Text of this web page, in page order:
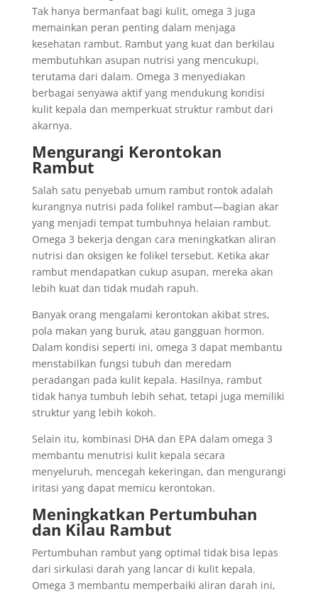
Tak hanya bermanfaat bagi kulit, omega 3 juga
memainkan peran penting dalam menjaga
kesehatan rambut. Rambut yang kuat dan berkilau
membutuhkan asupan nutrisi yang mencukupi,
terutama dari dalam. Omega 3 menyediakan
berbagai senyawa aktif yang mendukung kondisi
kulit kepala dan memperkuat struktur rambut dari
akarnya.
Mengurangi Kerontokan
Rambut
Salah satu penyebab umum rambut rontok adalah
kurangnya nutrisi pada folikel rambut—bagian akar
yang menjadi tempat tumbuhnya helaian rambut.
Omega 3 bekerja dengan cara meningkatkan aliran
nutrisi dan oksigen ke folikel tersebut. Ketika akar
rambut mendapatkan cukup asupan, mereka akan
lebih kuat dan tidak mudah rapuh.
Banyak orang mengalami kerontokan akibat stres,
pola makan yang buruk, atau gangguan hormon.
Dalam kondisi seperti ini, omega 3 dapat membantu
menstabilkan fungsi tubuh dan meredam
peradangan pada kulit kepala. Hasilnya, rambut
tidak hanya tumbuh lebih sehat, tetapi juga memiliki
struktur yang lebih kokoh.
Selain itu, kombinasi DHA dan EPA dalam omega 3
membantu menutrisi kulit kepala secara
menyeluruh, mencegah kekeringan, dan mengurangi
iritasi yang dapat memicu kerontokan.
Meningkatkan Pertumbuhan
dan Kilau Rambut
Pertumbuhan rambut yang optimal tidak bisa lepas
dari sirkulasi darah yang lancar di kulit kepala.
Omega 3 membantu memperbaiki aliran darah ini,